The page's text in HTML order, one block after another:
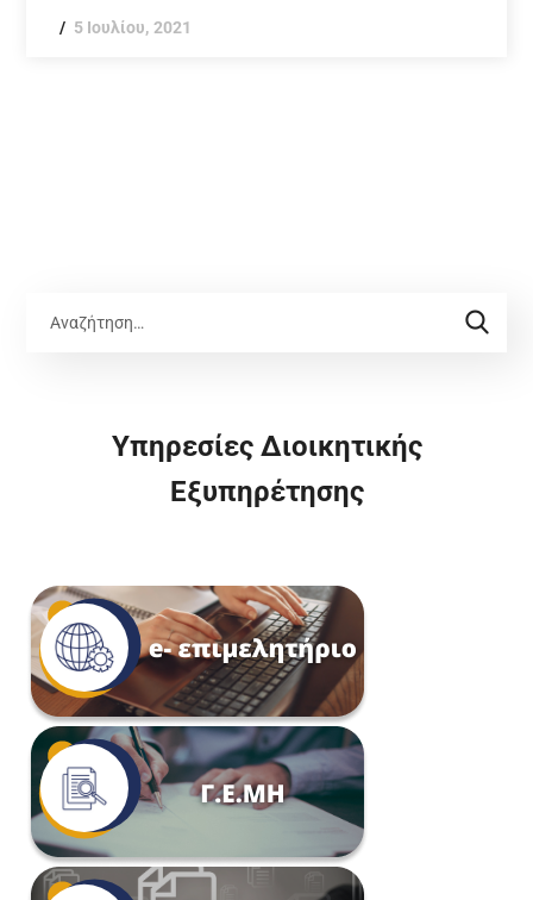
5 Ιουλίου, 2021
Υπηρεσίες Διοικητικής
Εξυπηρέτησης